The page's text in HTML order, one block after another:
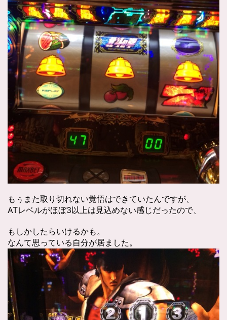
もぅまた取り切れない覚悟はできていたんですが、
ATレベルがほぼ3以上は見込めない感じだったので、
もしかしたらいけるかも。
なんて思っている自分が居ました。